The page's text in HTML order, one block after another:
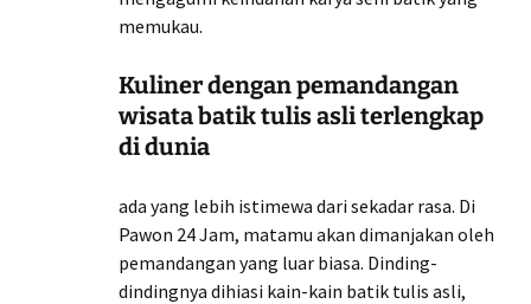
memukau.
Kuliner dengan pemandangan
wisata batik tulis asli terlengkap
di dunia
ada yang lebih istimewa dari sekadar rasa. Di
Pawon 24 Jam, matamu akan dimanjakan oleh
pemandangan yang luar biasa. Dinding-
dindingnya dihiasi kain-kain batik tulis asli,